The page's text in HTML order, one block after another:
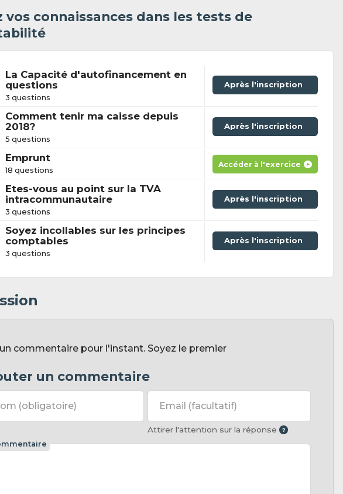
vos connaissances dans les tests de
La Capacité d'autofinancement en
questions
3 questions
Après l'inscription
Comment tenir ma caisse depuis
2018?
5 questions
Après l'inscription
Emprunt
18 questions
Accéder à l'exercice
Etes-vous au point sur la TVA
intracommunautaire
3 questions
Après l'inscription
Soyez incollables sur les principes
comptables
3 questions
Après l'inscription
commentaire pour l'instant. Soyez le premier
un commentaire
(obligatoire) Email (facultatif)
Attirer l'attention sur la réponse